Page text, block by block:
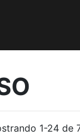
1-24 de